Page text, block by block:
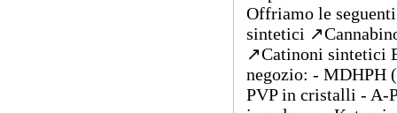
Offriamo le
sintetici
↗️Catinoni sintetici
negozio: - MDHPH
PVP in cristalli - A-